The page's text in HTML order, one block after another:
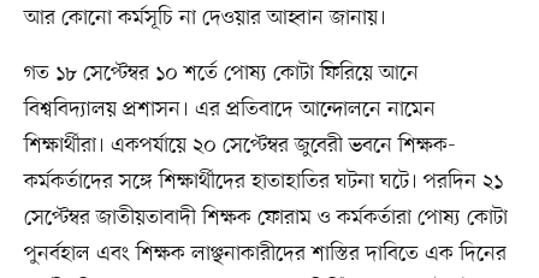
আর কোনো কর্মসূচি না দেওয়ার আহ্বান জানায়।
গত ১৮ সেপ্টেম্বর ১০ শর্তে পোষ্য কোটা ফিরিয়ে আনে
বিশ্ববিদ্যালয় প্রশাসন। এর প্রতিবাদে আন্দোলনে নামেন
শিক্ষার্থীরা। একপর্যায়ে ২০ সেপ্টেম্বর জুবেরী ভবনে শিক্ষক-
কর্মকর্তাদের সঙ্গে শিক্ষার্থীদের হাতাহাতির ঘটনা ঘটে। পরদিন ২১
সেপ্টেম্বর জাতীয়তাবাদী শিক্ষক ফোরাম ও কর্মকর্তারা পোষ্য কোটা
পুনর্বহাল এবং শিক্ষক লাঞ্ছনাকারীদের শাস্তির দাবিতে এক দিনের